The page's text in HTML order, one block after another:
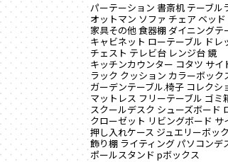
パーテーション 書斎机 テーブル
オットマン ソファ チェア ベッド
家具その他食器棚 ダイニングテ
キャビネット ローテーブル ドレ
チェスト テレビ台 レンジ台鏡
キッチンカウンター コタツ サイ
ラック クッション カラーボック
ガーデンテーブル.椅子 コレクシ
マットレス フリーテーブル ゴミ
スクールデスク シューズボード
クローゼット リビングボード サ
押し入れケース ジュエリーボッ
飾り棚 ライティングパソコンデ
ポールスタンド pボックス